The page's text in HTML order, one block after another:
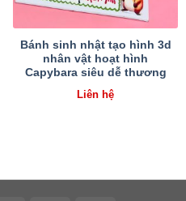
Bánh sinh nhật tạo hình 3d
nhân vật hoạt hình
Capybara siêu dễ thương
Liên hệ